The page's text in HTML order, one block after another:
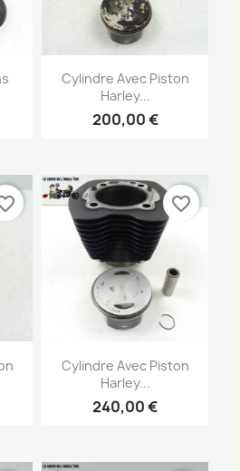
Cylindre Avec Piston
Harley...
200,00 €
Cylindre Avec Piston
Harley...
240,00 €
favorite_border